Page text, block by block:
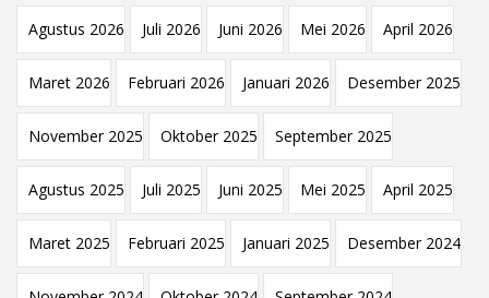
Agustus 2026 Juli 2026 Juni 2026 Mei 2026 April 2026
Maret 2026 Februari 2026 Januari 2026 Desember 2025
November 2025 Oktober 2025 September 2025
Agustus 2025 Juli 2025 Juni 2025 Mei 2025 April 2025
Maret 2025 Februari 2025 Januari 2025 Desember 2024